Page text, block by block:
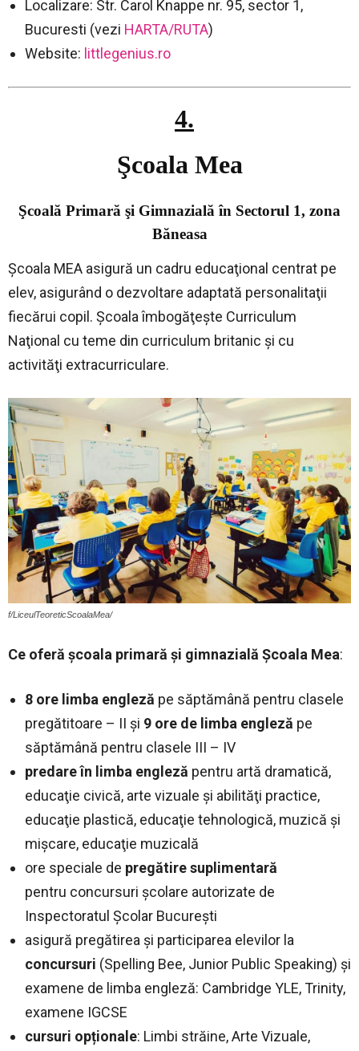
Localizare: Str. Carol Knappe nr. 95, sector 1,
Bucuresti (vezi HARTA/RUTA)
Website: littlegenius.ro
4.
Şcoala Mea
Şcoală Primară şi Gimnazială în Sectorul 1, zona
Băneasa
Şcoala MEA asigură un cadru educaţional centrat pe
elev, asigurând o dezvoltare adaptată personalitaţii
fiecărui copil. Şcoala îmbogăţeşte Curriculum
Naţional cu teme din curriculum britanic şi cu
activităţi extracurriculare.
f/LiceulTeoreticScoalaMea/
Ce oferă şcoala primară şi gimnazială Şcoala Mea:
8 ore limba engleză pe săptămână pentru clasele
pregătitoare – II şi 9 ore de limba engleză pe
săptămână pentru clasele III – IV
predare în limba engleză pentru artă dramatică,
educaţie civică, arte vizuale şi abilităţi practice,
educaţie plastică, educaţie tehnologică, muzică şi
mişcare, educaţie muzicală
ore speciale de pregătire suplimentară
pentru concursuri școlare autorizate de
Inspectoratul Şcolar Bucureşti
asigură pregătirea și participarea elevilor la
concursuri (Spelling Bee, Junior Public Speaking) și
examene de limba engleză: Cambridge YLE, Trinity,
examene IGCSE
cursuri opționale: Limbi străine, Arte Vizuale,